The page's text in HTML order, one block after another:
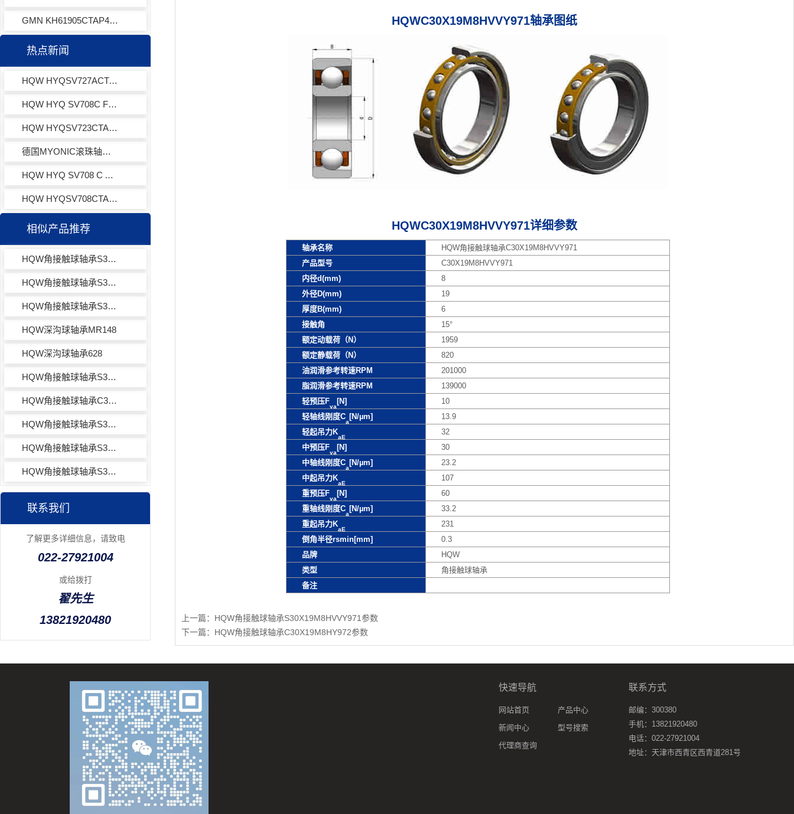
GMN KH61905CTAP4+轴承
热点新闻
HQW HYQSV727ACTAP4EQL13-3角接触球轴承
HQW HYQ SV708C FvLLB ACO TA A7 EQ L39-15角接触球轴承
HQW HYQSV723CTAP4EQL13-3角接触球轴承
德国MYONIC滚珠轴承ULZ711X轴承半导体器械专用
HQW HYQ SV708 C ACI W A7LD涡喷发动机轴承
HQW HYQSV708CTACIWA7LD角接触球轴承
相似产品推荐
HQW角接触球轴承S30X18M8HVVY971
HQW角接触球轴承S30X2M8HY972
HQW角接触球轴承S30X38HY972
HQW深沟球轴承MR148
HQW深沟球轴承628
HQW角接触球轴承S30X17M8HY971
HQW角接触球轴承C30X2M8HY971
HQW角接触球轴承S30X19M8HY971
HQW角接触球轴承S30X38HVVY971
HQW角接触球轴承S30X38HY971
联系我们
了解更多详细信息，请致电
022-27921004
或给拨打
翟先生
13821920480
HQWC30X19M8HVVY971轴承图纸
HQWC30X19M8HVVY971详细参数
轴承名称
HQW角接触球轴承C30X19M8HVVY971
产品型号
C30X19M8HVVY971
内径d(mm)
8
外径D(mm)
19
厚度B(mm)
6
接触角
15°
额定动载荷（N）
1959
额定静载荷（N）
820
油润滑参考转速RPM
201000
脂润滑参考转速RPM
139000
轻预压F
va
[N]
10
轻轴线刚度C
a
[N/µm]
13.9
轻起吊力K
aE
32
中预压F
va
[N]
30
中轴线刚度C
a
[N/µm]
23.2
中起吊力K
aE
107
重预压F
va
[N]
60
重轴线刚度C
a
[N/µm]
33.2
重起吊力K
aE
231
倒角半径rsmin[mm]
0.3
品牌
HQW
类型
角接触球轴承
备注
上一篇： HQW角接触球轴承S30X19M8HVVY971参数
下一篇： HQW角接触球轴承C30X19M8HY972参数
快速导航
网站首页
产品中心
新闻中心
型号搜索
代理商查询
联系方式
邮编：300380
手机：13821920480
电话：022-27921004
地址：天津市西青区西青道281号